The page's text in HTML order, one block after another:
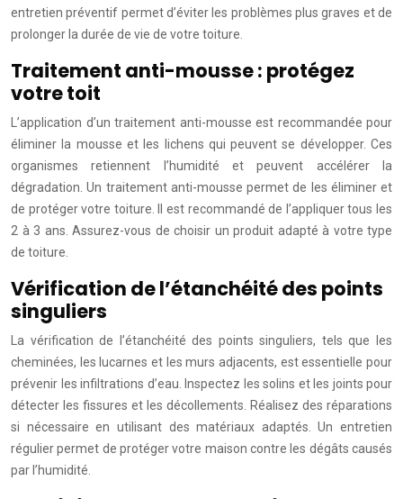
entretien préventif permet d’éviter les problèmes plus graves et de
prolonger la durée de vie de votre toiture.
Traitement anti-mousse : protégez
votre toit
L’application d’un traitement anti-mousse est recommandée pour
éliminer la mousse et les lichens qui peuvent se développer. Ces
organismes retiennent l’humidité et peuvent accélérer la
dégradation. Un traitement anti-mousse permet de les éliminer et
de protéger votre toiture. Il est recommandé de l’appliquer tous les
2 à 3 ans. Assurez-vous de choisir un produit adapté à votre type
de toiture.
Vérification de l’étanchéité des points
singuliers
La vérification de l’étanchéité des points singuliers, tels que les
cheminées, les lucarnes et les murs adjacents, est essentielle pour
prévenir les infiltrations d’eau. Inspectez les solins et les joints pour
détecter les fissures et les décollements. Réalisez des réparations
si nécessaire en utilisant des matériaux adaptés. Un entretien
régulier permet de protéger votre maison contre les dégâts causés
par l’humidité.